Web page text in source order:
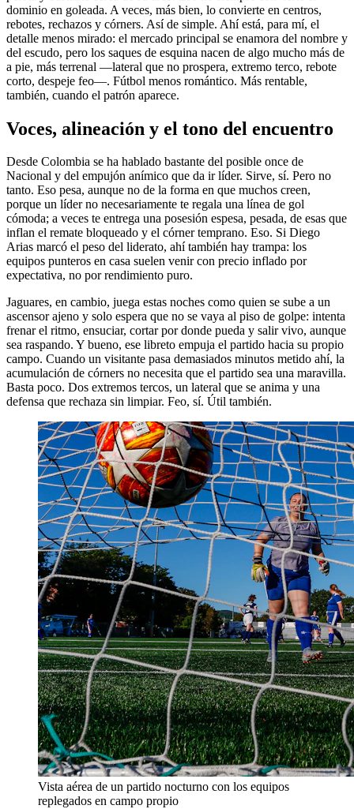
dominio en goleada. A veces, más bien, lo convierte en centros,
rebotes, rechazos y córners. Así de simple. Ahí está, para mí, el
detalle menos mirado: el mercado principal se enamora del nombre y
del escudo, pero los saques de esquina nacen de algo mucho más de
a pie, más terrenal —lateral que no prospera, extremo terco, rebote
corto, despeje feo—. Fútbol menos romántico. Más rentable,
también, cuando el patrón aparece.
Voces, alineación y el tono del encuentro
Desde Colombia se ha hablado bastante del posible once de
Nacional y del empujón anímico que da ir líder. Sirve, sí. Pero no
tanto. Eso pesa, aunque no de la forma en que muchos creen,
porque un líder no necesariamente te regala una línea de gol
cómoda; a veces te entrega una posesión espesa, pesada, de esas que
inflan el remate bloqueado y el córner temprano. Eso. Si Diego
Arias marcó el peso del liderato, ahí también hay trampa: los
equipos punteros en casa suelen venir con precio inflado por
expectativa, no por rendimiento puro.
Jaguares, en cambio, juega estas noches como quien se sube a un
ascensor ajeno y solo espera que no se vaya al piso de golpe: intenta
frenar el ritmo, ensuciar, cortar por donde pueda y salir vivo, aunque
sea raspando. Y bueno, ese libreto empuja el partido hacia su propio
campo. Cuando un visitante pasa demasiados minutos metido ahí, la
acumulación de córners no necesita que el partido sea una maravilla.
Basta poco. Dos extremos tercos, un lateral que se anima y una
defensa que rechaza sin limpiar. Feo, sí. Útil también.
Vista aérea de un partido nocturno con los equipos
replegados en campo propio